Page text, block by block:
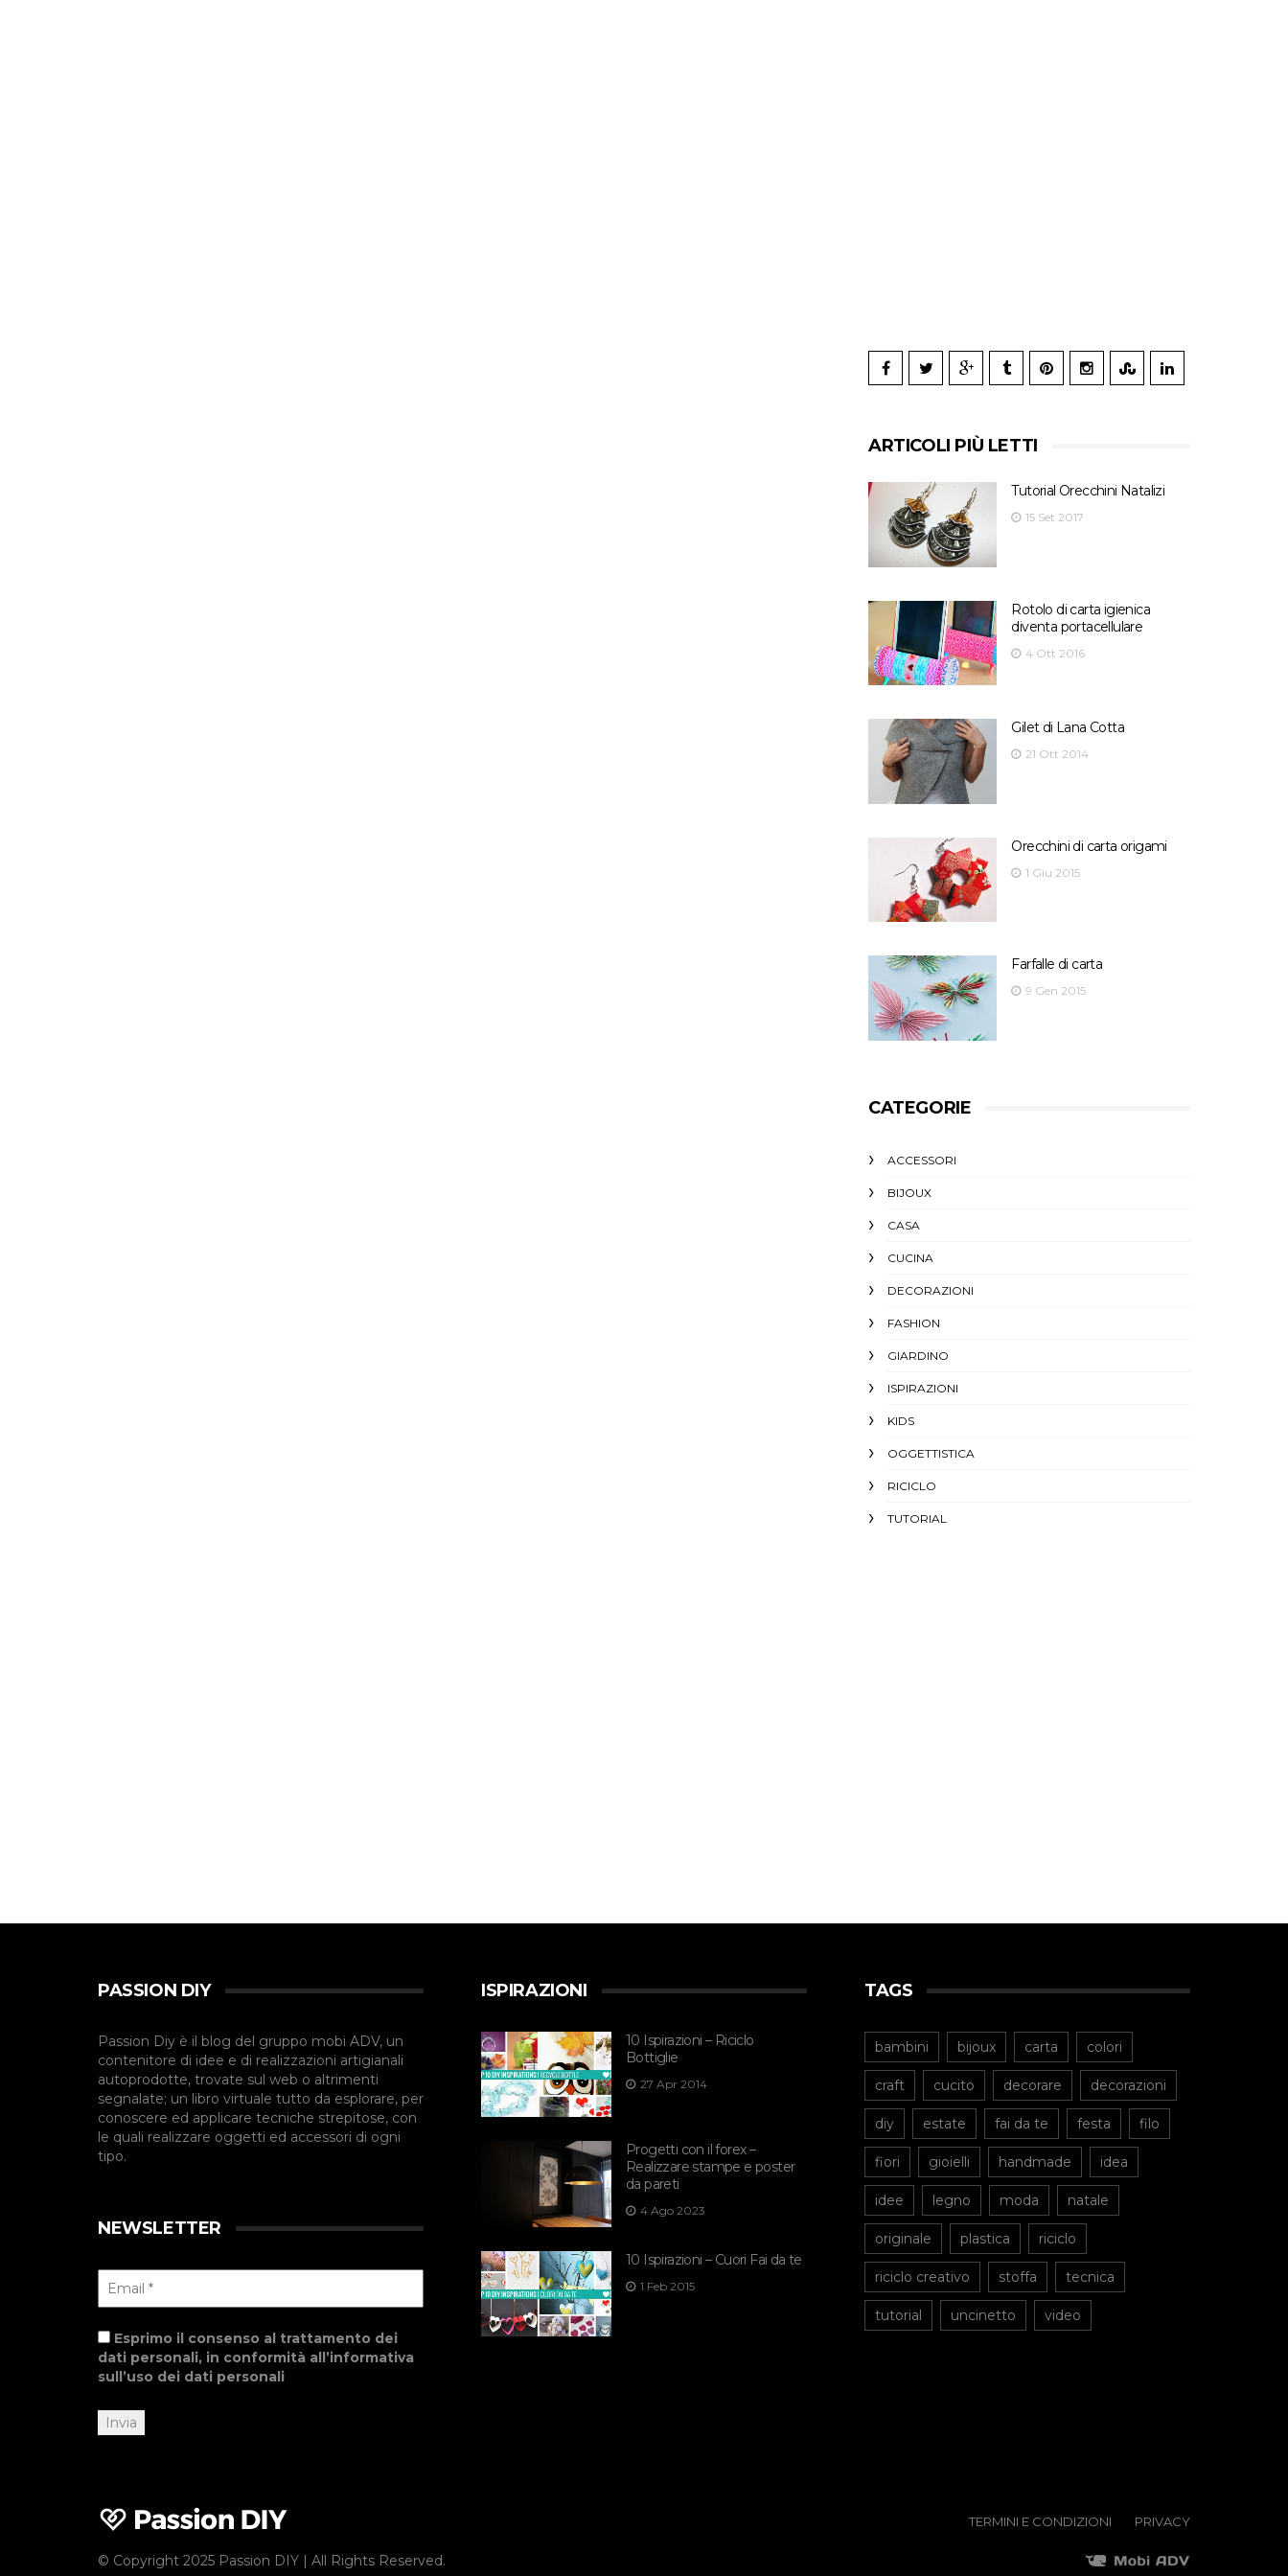
ARTICOLI PIÙ LETTI
Tutorial Orecchini Natalizi
15 Set 2017
Rotolo di carta igienica
diventa portacellulare
4 Ott 2016
Gilet di Lana Cotta
21 Ott 2014
Orecchini di carta origami
1 Giu 2015
Farfalle di carta
9 Gen 2015
CATEGORIE
ACCESSORI
BIJOUX
CASA
CUCINA
DECORAZIONI
FASHION
GIARDINO
ISPIRAZIONI
KIDS
OGGETTISTICA
RICICLO
TUTORIAL
PASSION DIY
Passion Diy è il blog del gruppo mobi ADV, un
contenitore di idee e di realizzazioni artigianali
autoprodotte, trovate sul web o altrimenti
segnalate; un libro virtuale tutto da esplorare, per
conoscere ed applicare tecniche strepitose, con
le quali realizzare oggetti ed accessori di ogni
tipo.
NEWSLETTER
Esprimo il consenso al trattamento dei
dati personali, in conformità all’informativa
sull’uso dei dati personali
ISPIRAZIONI
10 Ispirazioni – Riciclo
Bottiglie
27 Apr 2014
Progetti con il forex –
Realizzare stampe e poster
da pareti
4 Ago 2023
10 Ispirazioni – Cuori Fai da te
1 Feb 2015
TAGS
bambini bijoux carta colori
craft cucito decorare decorazioni
diy estate fai da te festa filo
fiori gioielli handmade idea
idee legno moda natale
originale plastica riciclo
riciclo creativo stoffa tecnica
tutorial uncinetto video
© Copyright 2025 Passion DIY | All Rights Reserved.
TERMINI E CONDIZIONI PRIVACY